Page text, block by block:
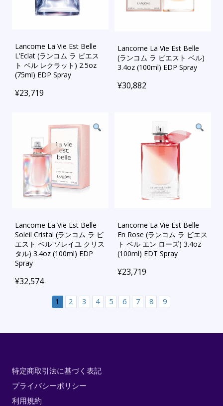
Lancome La Vie Est Belle
L’Eclat (ランコム ラ ビエス
ト ベル レクラット) 2.5oz
(75ml) EDP Spray
¥23,719
Lancome La Vie Est Belle
(ランコム ラ ビエスト ベル)
3.4oz (100ml) EDP Spray
¥30,882
Lancome La Vie Est Belle
Soleil Cristal (ランコム ラ ビ
エスト ベル ソレイユ クリス
タル) 3.4oz (100ml) EDP
Spray
¥32,574
Lancome La Vie Est Belle
En Rose (ランコム ラ ビエス
ト ベル エン ローズ) 3.4oz
(100ml) EDT Spray
¥23,719
1 2 3 4 5 6 7 8 9
特定商取引法に基づく表記
プライバシーポリシー
利用規約